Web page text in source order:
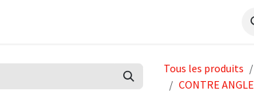
Tous les produits
CONTRE ANGLE